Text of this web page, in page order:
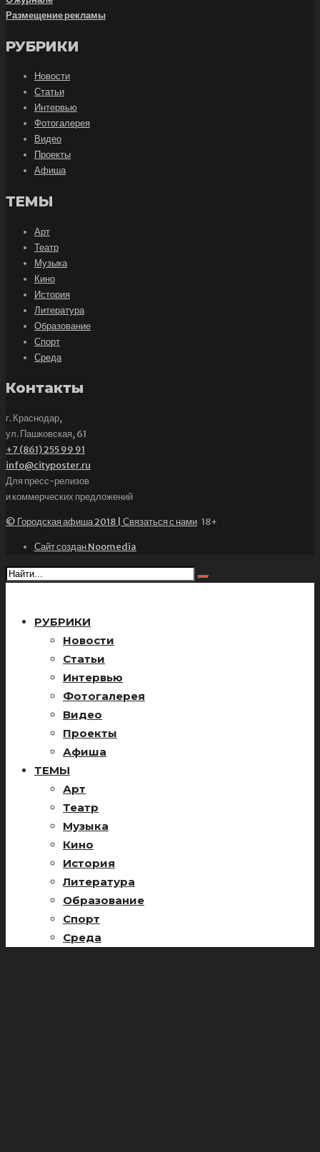
Размещение рекламы
РУБРИКИ
Новости
Статьи
Интервью
Фотогалерея
Видео
Проекты
Афиша
ТЕМЫ
Арт
Театр
Музыка
Кино
История
Литература
Образование
Спорт
Среда
Контакты
г. Краснодар,
ул. Пашковская, 61
+7 (861) 255 99 91
info@cityposter.ru
Для пресс-релизов
и коммерческих предложений
© Городская афиша 2018 | Связаться с нами 18+
Сайт создан Noomedia
РУБРИКИ
Новости
Статьи
Интервью
Фотогалерея
Видео
Проекты
Афиша
ТЕМЫ
Арт
Театр
Музыка
Кино
История
Литература
Образование
Спорт
Среда